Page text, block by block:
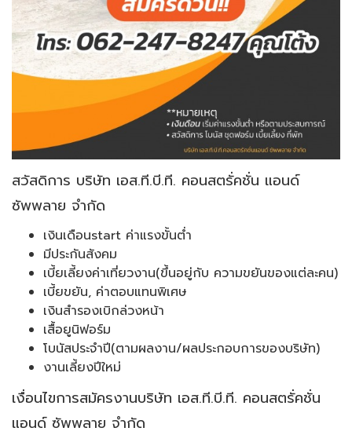
สวัสดิการ บริษัท เอส.ที.บี.ที. คอนสตรั่คชั่น แอนด์
ซัพพลาย จำกัด
เงินเดือนstart ค่าแรงขั้นต่ำ
มีประกันสังคม
เบี้ยเลี้ยงค่าเที่ยวงาน(ขึ้นอยู่กับ ความขยันของแต่ละคน)
เบี้ยขยัน, ค่าตอบแทนพิเศษ
เงินสำรองเบิกล่วงหน้า
เสื้อยูนิฟอร์ม
โบนัสประจำปี(ตามผลงาน/ผลประกอบการของบริษัท)
งานเลี้ยงปีใหม่
เงื่อนไขการสมัครงานบริษัท เอส.ที.บี.ที. คอนสตรั่คชั่น
แอนด์ ซัพพลาย จำกัด